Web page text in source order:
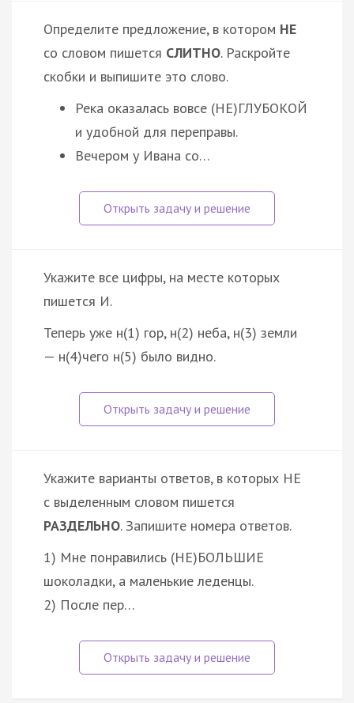
Определите предложение, в котором НЕ
со словом пишется СЛИТНО. Раскройте
скобки и выпишите это слово.
Река оказалась вовсе (НЕ)ГЛУБОКОЙ
и удобной для переправы.
Вечером у Ивана со…
Укажите все цифры, на месте которых
пишется И.
Теперь уже н(1) гор, н(2) неба, н(3) земли
— н(4)чего н(5) было видно.
Укажите варианты ответов, в которых НЕ
с выделенным словом пишется
РАЗДЕЛЬНО. Запишите номера ответов.
1) Мне понравились (НЕ)БОЛЬШИЕ
шоколадки, а маленькие леденцы.
2) После пер…